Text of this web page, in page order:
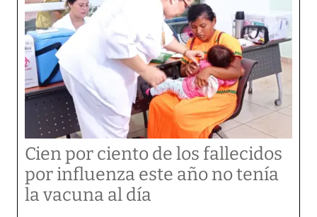
Cien por ciento de los fallecidos
por influenza este año no tenía
la vacuna al día